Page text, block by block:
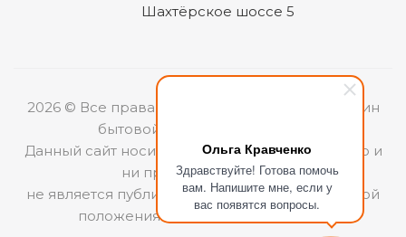
Ольга Кравченко
Здравствуйте! Готова помочь
вам. Напишите мне, если у
вас появятся вопросы.
Шахтёрское шоссе 5
2026 © Все права защищены. Интернет-магазин
бытовой техники «ЭКСПЕРТ».
Данный сайт носит информационный характер и
ни при каких условиях
не является публичной офертой, определяемой
положениями Статьи 437 (2) ГКРФ.